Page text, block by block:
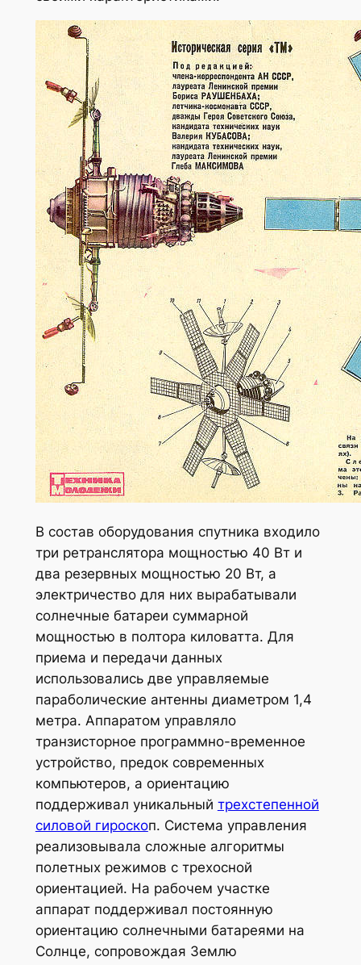
В состав оборудования спутника входило
три ретранслятора мощностью 40 Вт и
два резервных мощностью 20 Вт, а
электричество для них вырабатывали
солнечные батареи суммарной
мощностью в полтора киловатта. Для
приема и передачи данных
использовались две управляемые
параболические антенны диаметром 1,4
метра. Аппаратом управляло
транзисторное программно-временное
устройство, предок современных
компьютеров, а ориентацию
поддерживал уникальный трехстепенной
силовой гироскоп. Система управления
реализовывала сложные алгоритмы
полетных режимов с трехосной
ориентацией. На рабочем участке
аппарат поддерживал постоянную
ориентацию солнечными батареями на
Солнце, сопровождая Землю